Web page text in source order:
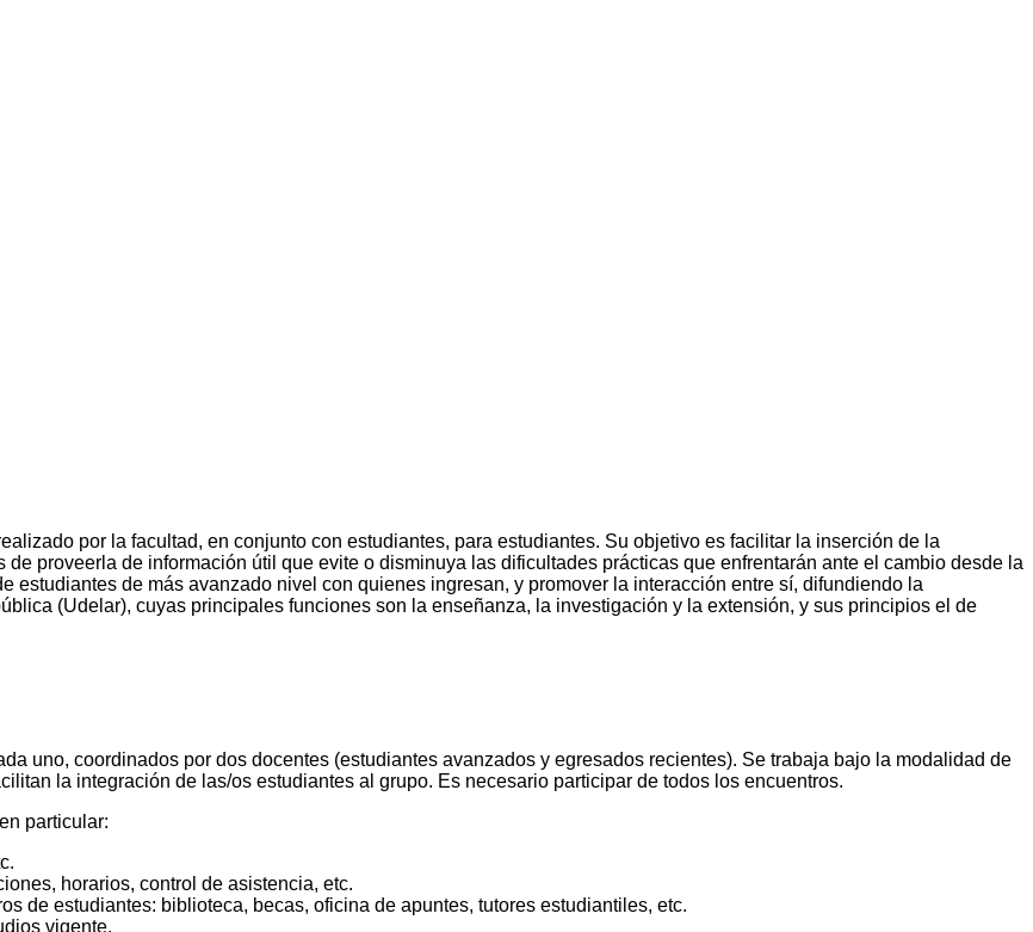
por la facultad, en conjunto con estudiantes, para estudiantes. Su objetivo es facilitar la inserción de la
proveerla de información útil que evite o disminuya las dificultades prácticas que enfrentarán ante el cambio desde la
estudiantes de más avanzado nivel con quienes ingresan, y promover la interacción entre sí, difundiendo la
(Udelar), cuyas principales funciones son la enseñanza, la investigación y la extensión, y sus principios el de
uno, coordinados por dos docentes (estudiantes avanzados y egresados recientes). Se trabaja bajo la modalidad de
la integración de las/os estudiantes al grupo. Es necesario participar de todos los encuentros.
particular:
horarios, control de asistencia, etc.
de estudiantes: biblioteca, becas, oficina de apuntes, tutores estudiantiles, etc.
vigente.